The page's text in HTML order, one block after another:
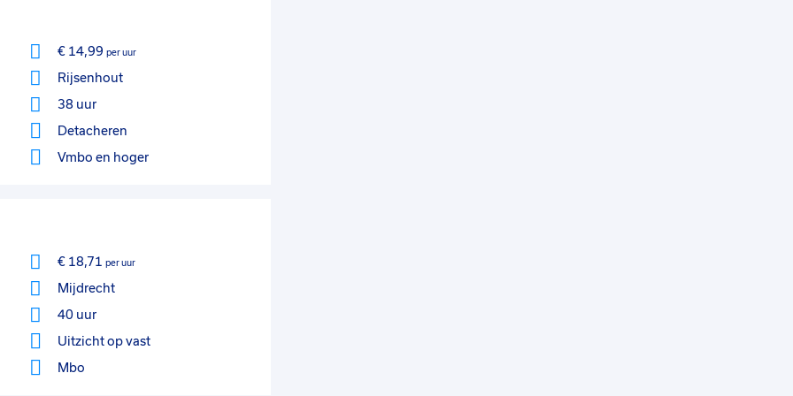
€ 14,99 per uur
Rijsenhout
38 uur
Detacheren
Vmbo en hoger
€ 18,71 per uur
Mijdrecht
40 uur
Uitzicht op vast
Mbo